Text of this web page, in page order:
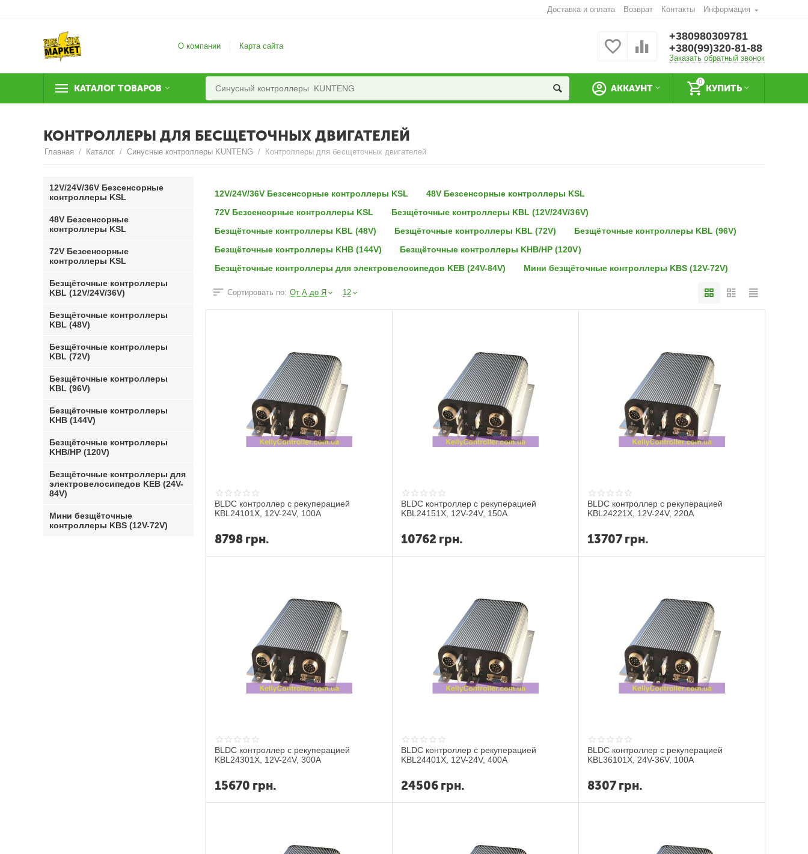
Доставка и оплата Возврат Контакты Информация
О компании Карта сайта
+380980309781
+380(99)320-81-88
Заказать обратный звонок
КАТАЛОГ ТОВАРОВ
0
КУПИТЬ
АККАУНТ
КОНТРОЛЛЕРЫ ДЛЯ БЕСЩЕТОЧНЫХ ДВИГАТЕЛЕЙ
Главная / Каталог / Синусные контроллеры KUNTENG / Контроллеры для бесщеточных двигателей
12V/24V/36V Безсенсорные контроллеры KSL
48V Безсенсорные контроллеры KSL
72V Безсенсорные контроллеры KSL
Безщёточные контроллеры KBL (12V/24V/36V)
Безщёточные контроллеры KBL (48V)
Безщёточные контроллеры KBL (72V)
Безщёточные контроллеры KBL (96V)
Безщёточные контроллеры KHB (144V)
Безщёточные контроллеры KHB/HP (120V)
Безщёточные контроллеры для электровелосипедов KEB (24V-84V)
Мини безщёточные контроллеры KBS (12V-72V)
Сортировать по: От А до Я 12
BLDC контроллер с рекуперацией
KBL24101X, 12V-24V, 100A
8798 грн.
BLDC контроллер с рекуперацией
KBL24151X, 12V-24V, 150A
10762 грн.
BLDC контроллер с рекуперацией
KBL24221X, 12V-24V, 220A
13707 грн.
BLDC контроллер с рекуперацией
KBL24301X, 12V-24V, 300A
15670 грн.
BLDC контроллер с рекуперацией
KBL24401X, 12V-24V, 400A
24506 грн.
BLDC контроллер с рекуперацией
KBL36101X, 24V-36V, 100A
8307 грн.
12V/24V/36V Безсенсорные
контроллеры KSL
48V Безсенсорные
контроллеры KSL
72V Безсенсорные
контроллеры KSL
Безщёточные контроллеры
KBL (12V/24V/36V)
Безщёточные контроллеры
KBL (48V)
Безщёточные контроллеры
KBL (72V)
Безщёточные контроллеры
KBL (96V)
Безщёточные контроллеры
KHB (144V)
Безщёточные контроллеры
KHB/HP (120V)
Безщёточные контроллеры для
электровелосипедов KEB (24V-
84V)
Мини безщёточные
контроллеры KBS (12V-72V)